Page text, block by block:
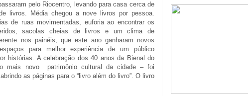
pelo Riocentro, levando para casa cerca de
livros. Média chegou a nove livros por pessoa.
de ruas movimentadas, euforia ao encontrar os
sacolas cheias de livros e um clima de
nos painéis, que este ano ganharam novos
para melhor experiência de um público
histórias. A celebração dos 40 anos da Bienal do
mais novo patrimônio cultural da cidade – foi
as páginas para o “livro além do livro”. O livro